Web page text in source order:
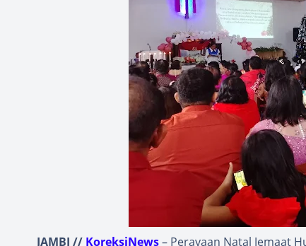
JAMBI // KoreksiNews– Perayaan Natal Jemaat